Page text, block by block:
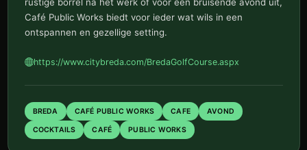
Café Public Works biedt voor ieder wat wils in een
ontspannen en gezellige setting.
https://www.citybreda.com/BredaGolfCourse.aspx
BREDA CAFÉ PUBLIC WORKS CAFE AVOND
COCKTAILS CAFÉ PUBLIC WORKS